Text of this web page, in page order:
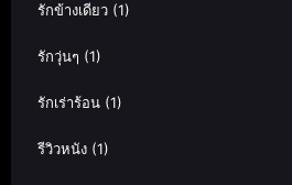
รักข้างเดียว (1)
รักวุ่นๆ (1)
รักเร่าร้อน (1)
รีวิวหนัง (1)